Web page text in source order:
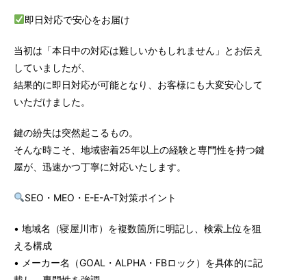
即日対応で安心をお届け
当初は「本日中の対応は難しいかもしれません」とお伝え
していましたが、
結果的に即日対応が可能となり、お客様にも大変安心して
いただけました。
鍵の紛失は突然起こるもの。
そんな時こそ、地域密着25年以上の経験と専門性を持つ鍵
屋が、迅速かつ丁寧に対応いたします。
SEO・MEO・E-E-A-T対策ポイント
• 地域名（寝屋川市）を複数箇所に明記し、検索上位を狙
える構成
• メーカー名（GOAL・ALPHA・FBロック）を具体的に記